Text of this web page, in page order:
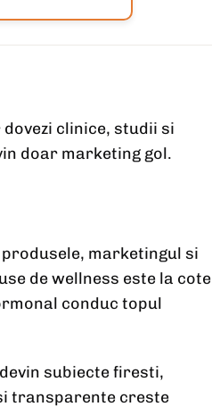
clinice, studii si
doar marketing gol.
marketingul si
de wellness este la cote
conduc topul
subiecte firesti,
transparente creste